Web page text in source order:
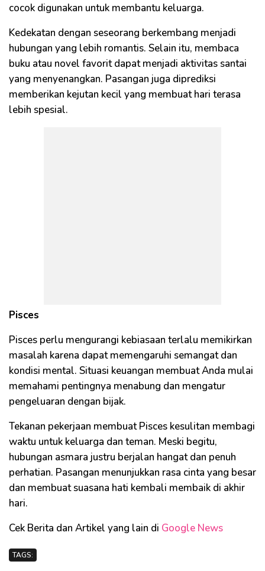
cocok digunakan untuk membantu keluarga.
Kedekatan dengan seseorang berkembang menjadi
hubungan yang lebih romantis. Selain itu, membaca
buku atau novel favorit dapat menjadi aktivitas santai
yang menyenangkan. Pasangan juga diprediksi
memberikan kejutan kecil yang membuat hari terasa
lebih spesial.
Pisces
Pisces perlu mengurangi kebiasaan terlalu memikirkan
masalah karena dapat memengaruhi semangat dan
kondisi mental. Situasi keuangan membuat Anda mulai
memahami pentingnya menabung dan mengatur
pengeluaran dengan bijak.
Tekanan pekerjaan membuat Pisces kesulitan membagi
waktu untuk keluarga dan teman. Meski begitu,
hubungan asmara justru berjalan hangat dan penuh
perhatian. Pasangan menunjukkan rasa cinta yang besar
dan membuat suasana hati kembali membaik di akhir
hari.
Cek Berita dan Artikel yang lain di Google News
TAGS: